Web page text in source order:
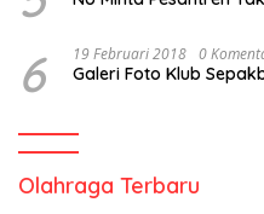
6 19 Februari 2018 0
Galeri Foto Klub
Olahraga Terbaru